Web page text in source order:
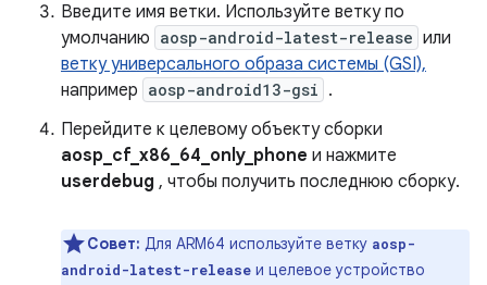
Введите имя ветки. Используйте ветку по
умолчанию aosp-android-latest-release или
ветку универсального образа системы (GSI),
например aosp-android13-gsi .
Перейдите к целевому объекту сборки
aosp_cf_x86_64_only_phone и нажмите
userdebug , чтобы получить последнюю сборку.
Совет: Для ARM64 используйте ветку aosp-
android-latest-release и целевое устройство